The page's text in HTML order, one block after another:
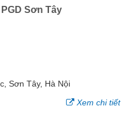
Sơn Tây
Sơn Tây, Hà Nội
Xem chi tiết